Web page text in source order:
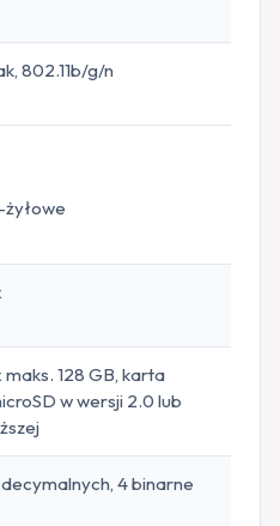
802.11b/g/n
żyłowe
maks. 128 GB, karta
w wersji 2.0 lub
4 binarne